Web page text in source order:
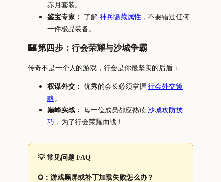
赤月套装。
鉴宝专家： 了解 神兵隐藏属性 ，不要错过任何
一件极品装备。
🏰 第四步：行会荣耀与沙城争霸
传奇不是一个人的游戏，行会是你最坚实的后盾：
权谋外交： 优秀的会长必须掌握 行会外交策
略。
巅峰实战： 每一位成员都应熟读 沙城攻防技
巧 ，为了行会荣耀而战！
💡 常见问题 FAQ
Q：游戏黑屏或补丁加载失败怎么办？